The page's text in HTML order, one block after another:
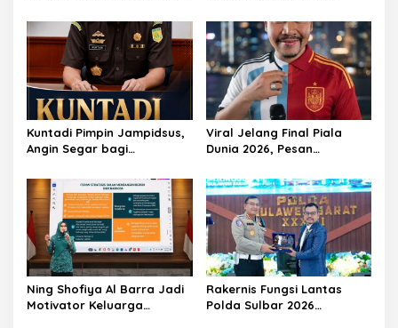
Kepemimpinan dan
Pelayanan Presisi
KARIB
Kuntadi Pimpin Jampidsus,
Angin Segar bagi
Viral Jelang Final Piala
Dunia 2026, Pesan
Halimi: Kemenangan Bukan
Bukti Doa Satu Pihak Lebih
Dicintai Tuhan
Ning Shofiya Al Barra Jadi
Motivator Keluarga
Rakernis Fungsi Lantas
Polda Sulbar 2026